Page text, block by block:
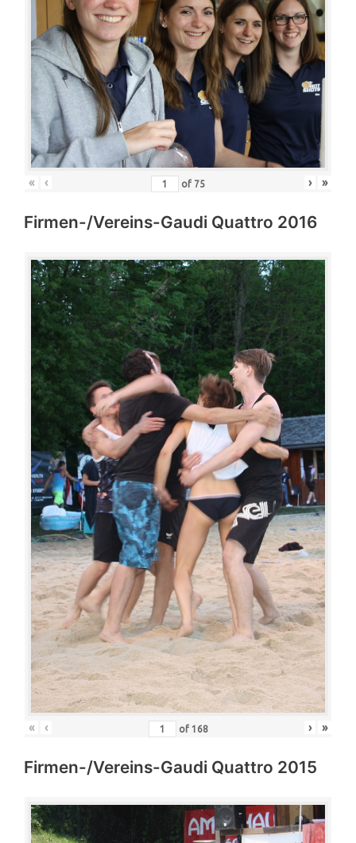
« ‹ of 75 › »
Firmen-/Vereins-Gaudi Quattro 2016
« ‹ of 168 › »
Firmen-/Vereins-Gaudi Quattro 2015